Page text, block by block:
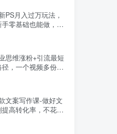
PS月入过万玩法，
零基础也能做，超
思维涨粉+引流最短
，一个视频多份收
文案写作课-做好文
高转化率，不花钱